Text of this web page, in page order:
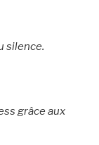
silence.
grâce aux